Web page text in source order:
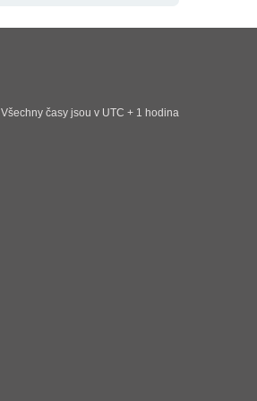
Všechny časy jsou v UTC + 1 hodina